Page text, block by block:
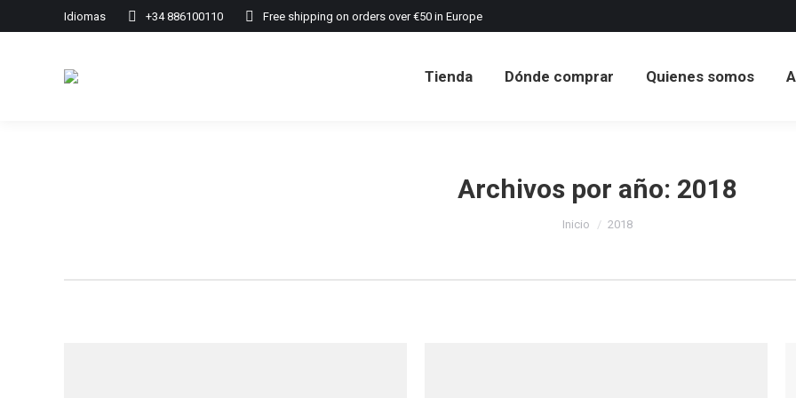
Idiomas +34 886100110 Free shipping on orders over €50 in Europe
Tienda Dónde comprar Quienes somos
Archivos por año: 2018
Estás aquí:
Inicio 2018
Tienda Dónde comprar Quienes somos